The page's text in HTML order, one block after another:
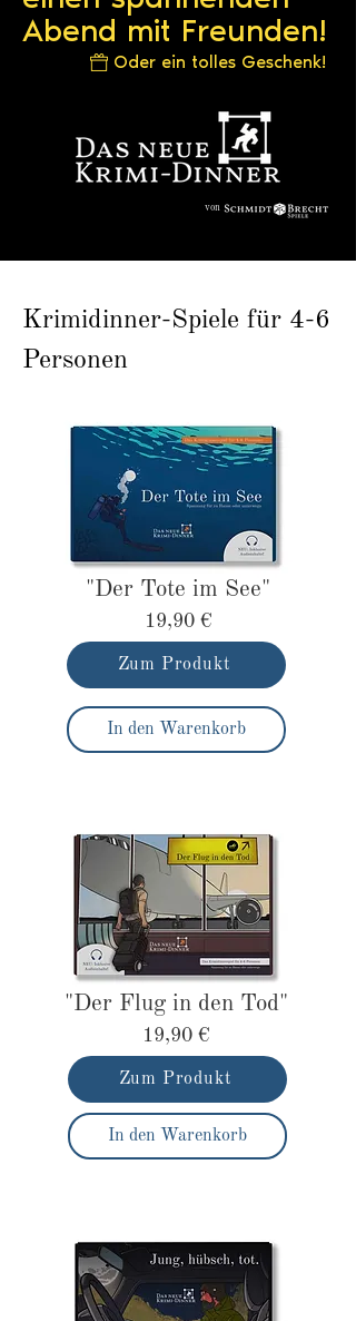
Abend mit Freunden!
Oder ein tolles Geschenk!
von
"Der Tote im See"
Krimidinner-Spiele für 4-6
Personen
19,90 €
Zum Produkt
In den Warenkorb
"Der Flug in den Tod"
19,90 €
Zum Produkt
In den Warenkorb